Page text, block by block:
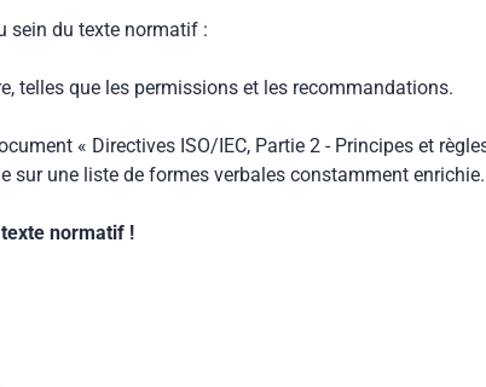
sein du texte normatif :
telles que les permissions et les recommandations.
« Directives ISO/IEC, Partie 2 - Principes et
sur une liste de formes verbales constamment enrichie.
normatif !